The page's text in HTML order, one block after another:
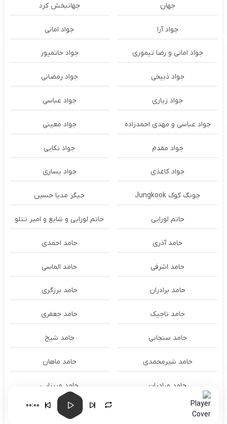
جهان جهانبخش کرد
جواد آرا جواد امانی
جواد امانی و رضا تیموری جواد حاتمپور
جواد ذبیحی جواد رمضانی
جواد زیاری جواد عباسی
جواد عباسی و مهدی احمدزاده جواد معینی
جواد مقدم جواد نکایی
جواد کاغذی جواد یساری
جونگ کوک Jungkook جیگر مدیا حسین
حاتم لورایی حاتم لورایی و شایع و امیر تتلو
حامد آذری حامد احمدی
حامد اشرفی حامد الماسی
حامد برادران حامد برزگری
حامد تاجیک حامد جعفری
حامد سنجابی حامد شیخ
حامد شیرمحمدی حامد ماهان
حامد مرادیان حامد میرزایی
حامد نوروزی 00:00